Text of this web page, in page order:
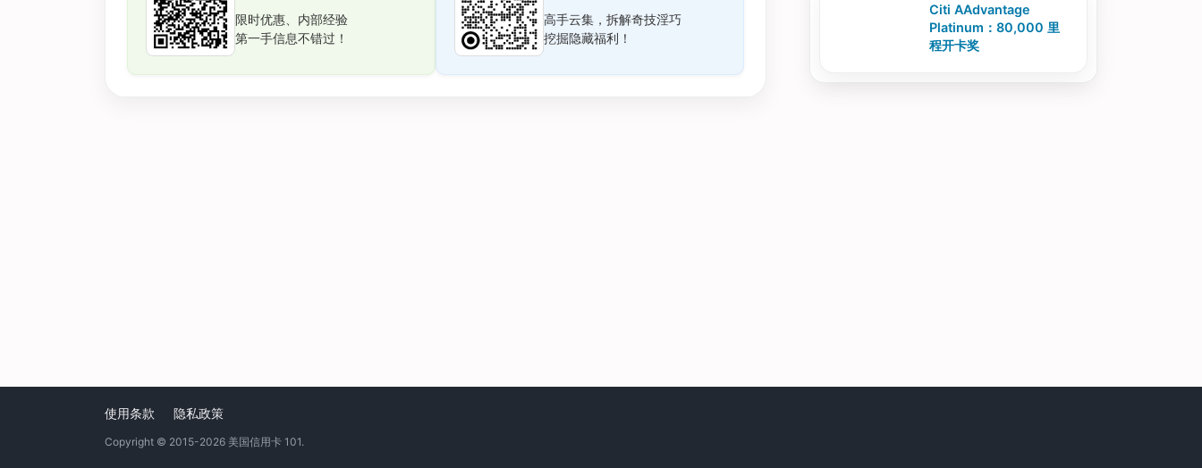
限时优惠、内部经验
第一手信息不错过！
高手云集，拆解奇技淫巧
挖掘隐藏福利！
Citi AAdvantage
Platinum：80,000 里
程开卡奖
使用条款 隐私政策
Copyright © 2015-2026 美国信用卡 101.